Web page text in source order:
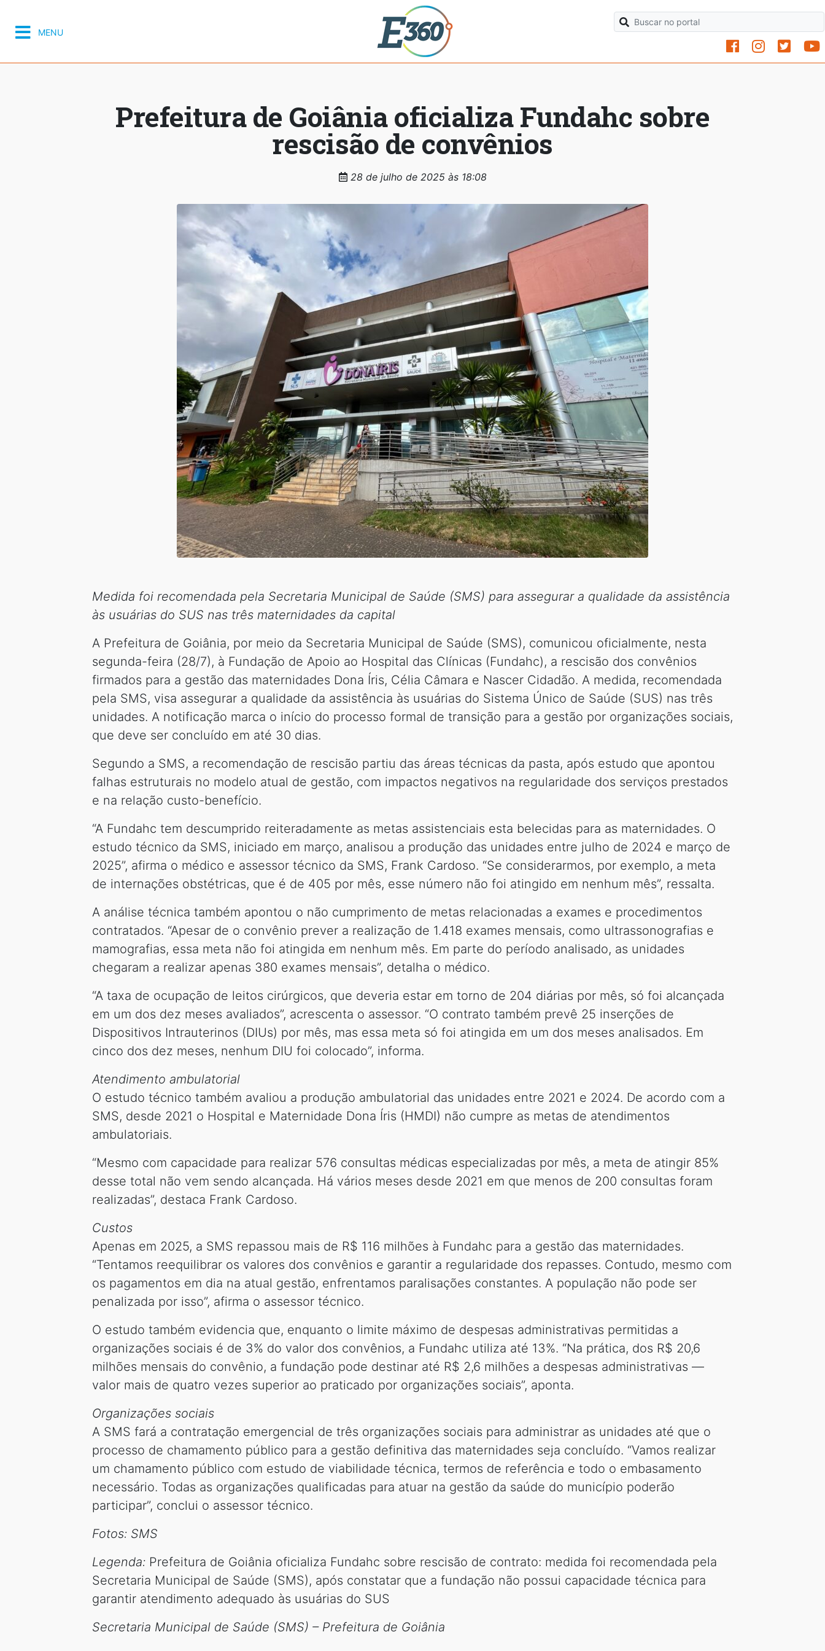
MENU
Prefeitura de Goiânia oficializa Fundahc sobre
rescisão de convênios
28 de julho de 2025 às 18:08
Medida foi recomendada pela Secretaria Municipal de Saúde (SMS) para assegurar a qualidade da assistência
às usuárias do SUS nas três maternidades da capital
A Prefeitura de Goiânia, por meio da Secretaria Municipal de Saúde (SMS), comunicou oficialmente, nesta
segunda-feira (28/7), à Fundação de Apoio ao Hospital das Clínicas (Fundahc), a rescisão dos convênios
firmados para a gestão das maternidades Dona Íris, Célia Câmara e Nascer Cidadão. A medida, recomendada
pela SMS, visa assegurar a qualidade da assistência às usuárias do Sistema Único de Saúde (SUS) nas três
unidades. A notificação marca o início do processo formal de transição para a gestão por organizações sociais,
que deve ser concluído em até 30 dias.
Segundo a SMS, a recomendação de rescisão partiu das áreas técnicas da pasta, após estudo que apontou
falhas estruturais no modelo atual de gestão, com impactos negativos na regularidade dos serviços prestados
e na relação custo-benefício.
“A Fundahc tem descumprido reiteradamente as metas assistenciais esta belecidas para as maternidades. O
estudo técnico da SMS, iniciado em março, analisou a produção das unidades entre julho de 2024 e março de
2025”, afirma o médico e assessor técnico da SMS, Frank Cardoso. “Se considerarmos, por exemplo, a meta
de internações obstétricas, que é de 405 por mês, esse número não foi atingido em nenhum mês”, ressalta.
A análise técnica também apontou o não cumprimento de metas relacionadas a exames e procedimentos
contratados. “Apesar de o convênio prever a realização de 1.418 exames mensais, como ultrassonografias e
mamografias, essa meta não foi atingida em nenhum mês. Em parte do período analisado, as unidades
chegaram a realizar apenas 380 exames mensais”, detalha o médico.
“A taxa de ocupação de leitos cirúrgicos, que deveria estar em torno de 204 diárias por mês, só foi alcançada
em um dos dez meses avaliados”, acrescenta o assessor. “O contrato também prevê 25 inserções de
Dispositivos Intrauterinos (DIUs) por mês, mas essa meta só foi atingida em um dos meses analisados. Em
cinco dos dez meses, nenhum DIU foi colocado”, informa.
Atendimento ambulatorial
O estudo técnico também avaliou a produção ambulatorial das unidades entre 2021 e 2024. De acordo com a
SMS, desde 2021 o Hospital e Maternidade Dona Íris (HMDI) não cumpre as metas de atendimentos
ambulatoriais.
“Mesmo com capacidade para realizar 576 consultas médicas especializadas por mês, a meta de atingir 85%
desse total não vem sendo alcançada. Há vários meses desde 2021 em que menos de 200 consultas foram
realizadas”, destaca Frank Cardoso.
Custos
Apenas em 2025, a SMS repassou mais de R$ 116 milhões à Fundahc para a gestão das maternidades.
“Tentamos reequilibrar os valores dos convênios e garantir a regularidade dos repasses. Contudo, mesmo com
os pagamentos em dia na atual gestão, enfrentamos paralisações constantes. A população não pode ser
penalizada por isso”, afirma o assessor técnico.
O estudo também evidencia que, enquanto o limite máximo de despesas administrativas permitidas a
organizações sociais é de 3% do valor dos convênios, a Fundahc utiliza até 13%. “Na prática, dos R$ 20,6
milhões mensais do convênio, a fundação pode destinar até R$ 2,6 milhões a despesas administrativas —
valor mais de quatro vezes superior ao praticado por organizações sociais”, aponta.
Organizações sociais
A SMS fará a contratação emergencial de três organizações sociais para administrar as unidades até que o
processo de chamamento público para a gestão definitiva das maternidades seja concluído. “Vamos realizar
um chamamento público com estudo de viabilidade técnica, termos de referência e todo o embasamento
necessário. Todas as organizações qualificadas para atuar na gestão da saúde do município poderão
participar”, conclui o assessor técnico.
Fotos: SMS
Legenda: Prefeitura de Goiânia oficializa Fundahc sobre rescisão de contrato: medida foi recomendada pela
Secretaria Municipal de Saúde (SMS), após constatar que a fundação não possui capacidade técnica para
garantir atendimento adequado às usuárias do SUS
Secretaria Municipal de Saúde (SMS) – Prefeitura de Goiânia